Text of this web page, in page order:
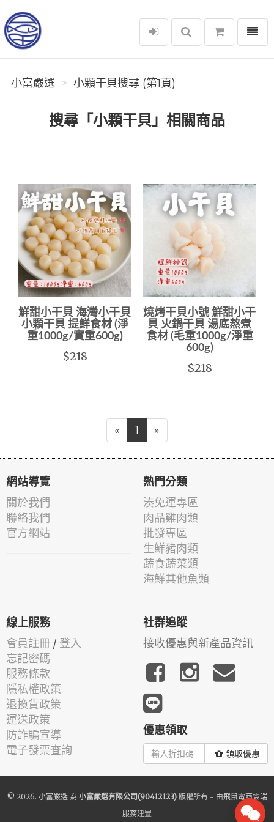
小富嚴選
選單
小富嚴選 小顆干貝搜尋 (第1頁)
搜尋「小顆干貝」相關商品
鮮甜小干貝 海灣小干貝
小顆干貝 提鮮食材 (淨
重1000g/實重600g)
$218
燒烤干貝小號 鮮甜小干
貝 火鍋干貝 湯底熬煮
食材 (毛重1000g/淨重
600g)
$218
« 1 »
網站導覽
關於我們
聯絡我們
官方網站
熱門分類
湊免運專區
肉品雞肉類
批發專區
生鮮豬肉類
蔬食蔬菜類
海鮮其他魚類
線上服務
會員註冊 / 登入
忘記密碼
服務條款
隱私權政策
退換貨政策
運送政策
防詐騙宣導
電子發票查詢
社群追蹤
接收優惠與新產品資訊
優惠領取
領取優惠
© 2026. 小富嚴選為 小富嚴選有限公司(90412123)版權所有 - 由飛鼠電商雲端
服務建置